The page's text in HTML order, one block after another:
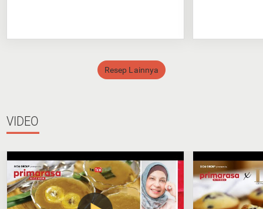
Resep Lainnya
VIDEO